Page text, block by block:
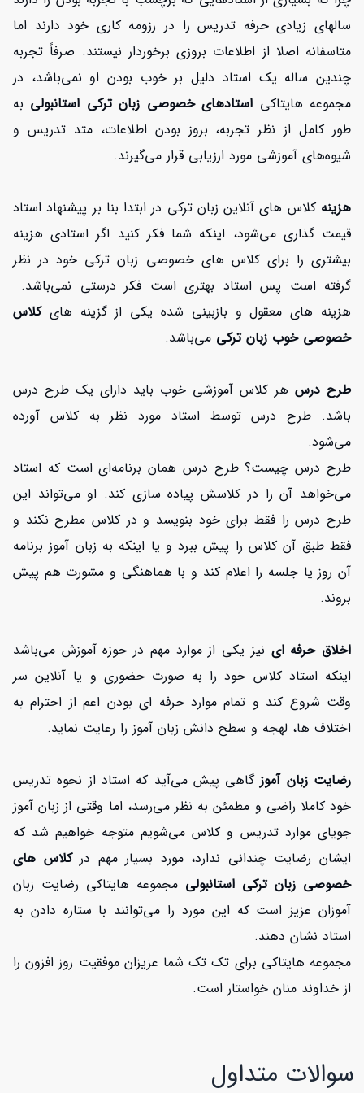
سالهای زیادی حرفه تدریس را در رزومه کاری خود دارند اما
متاسفانه اصلا از اطلاعات بروزی برخوردار نیستند. صرفاً تجربه
چندین ساله یک استاد دلیل بر خوب بودن او نمی‌باشد، در
مجموعه‌ هایتاکی استادهای خصوصی زبان ترکی استانبولی به
طور کامل از نظر تجربه، بروز بودن اطلاعات، متد تدریس و
شیوه‌های آموزشی مورد ارزیابی قرار می‌گیرند.
هزینهکلاس های آنلاین زبان ترکی در ابتدا بنا بر پیشنهاد استاد
قیمت گذاری می‌شود، اینکه شما فکر کنید اگر استادی هزینه
بیشتری را برای کلاس های خصوصی زبان ترکی خود در نظر
گرفته است پس استاد بهتری است فکر درستی نمی‌باشد.
هزینه های معقول و بازبینی شده یکی از گزینه های کلاس
خصوصی خوب زبان ترکی می‌باشد.
طرح درس هر کلاس آموزشی خوب باید دارای یک طرح درس
باشد. طرح درس توسط استاد مورد نظر به کلاس آورده
می‌شود.
طرح درس چیست؟ طرح درس همان برنامه‌ای است که استاد
می‌خواهد آن را در کلاسش پیاده سازی کند. او می‌تواند این
طرح درس را فقط برای خود بنویسد و در کلاس مطرح نکند و
فقط طبق آن کلاس را پیش ببرد و یا اینکه به زبان آموز برنامه
آن روز یا جلسه را اعلام کند و با هماهنگی و مشورت هم پیش
بروند.
اخلاق حرفه ای نیز یکی از موارد مهم در حوزه آموزش می‌باشد
اینکه استاد کلاس خود را به صورت حضوری و یا آنلاین سر
وقت شروع کند و تمام موارد حرفه ای بودن اعم از احترام به
اختلاف ها، لهجه و سطح دانش زبان آموز را رعایت نماید.
رضایت زبان آموزگاهی پیش می‌آید که استاد از نحوه تدریس
خود کاملا راضی و مطمئن به نظر می‌رسد، اما وقتی از زبان آموز
جویای موارد تدریس و کلاس می‌شویم متوجه خواهیم شد که
ایشان رضایت چندانی ندارد، مورد بسیار مهم درکلاس های
خصوصی زبان ترکی استانبولی مجموعه هایتاکی رضایت زبان
آموزان عزیز است که این مورد را می‌توانند با ستاره دادن به
استاد نشان دهند.
مجموعه هایتاکی برای تک تک شما عزیزان موفقیت روز افزون را
از خداوند منان خواستار است.
سوالات متداول